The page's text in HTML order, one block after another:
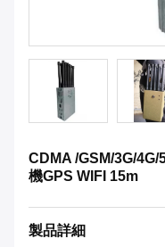
CDMA /GSM/3G/
機GPS WIFI 15m
製品詳細